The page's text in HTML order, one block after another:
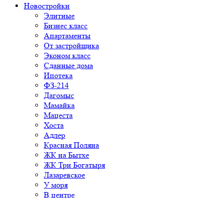
Новостройки
Элитные
Бизнес класс
Апартаменты
От застройщика
Эконом класс
Сданные дома
Ипотека
ФЗ-214
Дагомыс
Мамайка
Мацеста
Хоста
Адлер
Красная Поляна
ЖК на Бытхе
ЖК Три Богатыря
Лазаревское
У моря
В центре